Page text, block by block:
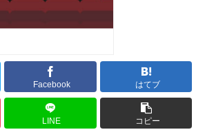
Facebook はてブ
LINE コピー